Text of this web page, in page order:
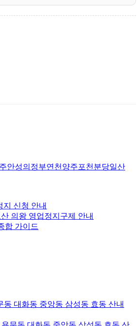
안성의정부연천양주포천분당일산
지 신청 안내
의왕 영업정지구제 안내
합 가이드
대화동 중앙동 삼성동 효동 산내